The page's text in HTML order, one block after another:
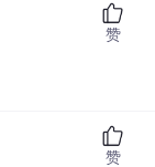
赞
赞